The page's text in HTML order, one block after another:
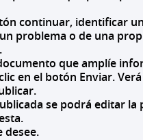
continuar, identificar
problema o de una
que amplíe
en el botón Enviar.
se podrá editar la
desee.